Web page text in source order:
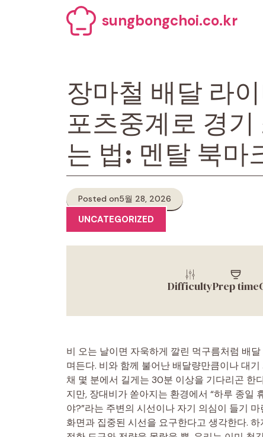
sungbongchoi.co.kr
장마철 배달 라
포츠중계로 경
는 법: 멘탈 북마
Posted on5월 28, 2026
UNCATEGORIZED
DifficultyPrep time
비 오는 날이면 자욱하게 깔린 먹구름처럼 배
며든다. 비와 함께 불어난 배달량만큼이나 대
채 몇 분에서 길게는 30분 이상을 기다리곤 한
지만, 장대비가 쏟아지는 환경에서 “하루 종일
야?”라는 주변의 시선이나 자기 의심이 들기
화면과 집중된 시선을 요구한다고 생각한다.